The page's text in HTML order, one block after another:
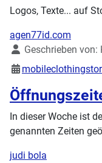
Logos, Texte... auf
agen77id.com
DetailsGeschrieben von:
In dieser Woche ist
genannten Zeiten
judi bola